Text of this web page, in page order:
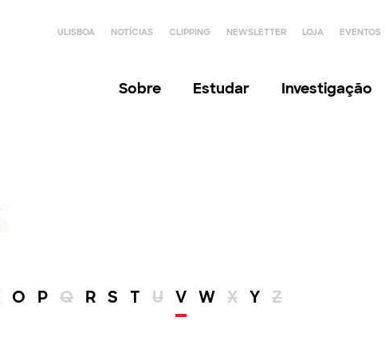
ULISBOA NOTÍCIAS CLIPPING NEWSLETTER LOJA EVENTOS
Sobre Estudar Investigação
O P Q R S T U V W X Y Z